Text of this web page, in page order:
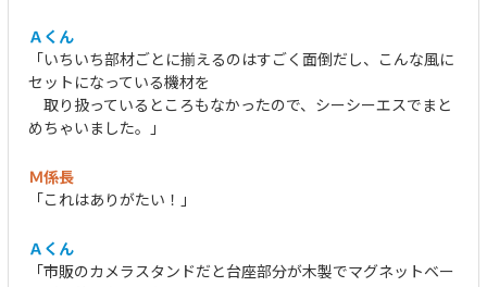
Ａくん
「いちいち部材ごとに揃えるのはすごく面倒だし、こんな風に
セットになっている機材を
取り扱っているところもなかったので、シーシーエスでまと
めちゃいました。」
Ｍ係長
「これはありがたい！」
Ａくん
「市販のカメラスタンドだと台座部分が木製でマグネットベー